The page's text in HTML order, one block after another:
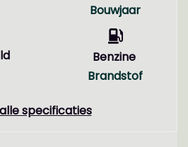
Bouwjaar
Benzine
Brandstof
specificaties